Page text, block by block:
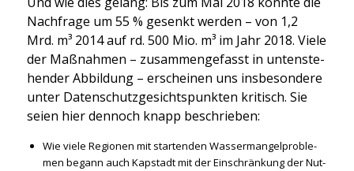
Nach­fra­ge um 55 % gesenkt wer­den – von 1,2
Mrd. m³ 2014 auf rd. 500 Mio. m³ im Jahr 2018. Vie­le
der Maß­nah­men – zusam­men­ge­fasst in unten­ste­
hen­der Abbil­dung – erschei­nen uns ins­be­son­de­re
unter Daten­schutz­ge­sichts­punk­ten kri­tisch. Sie
sei­en hier den­noch knapp beschrie­ben:
Wie vie­le Regio­nen mit star­ten­den Was­ser­man­gel­pro­ble­
men begann auch Kap­stadt mit der Ein­schrän­kung der Nut­